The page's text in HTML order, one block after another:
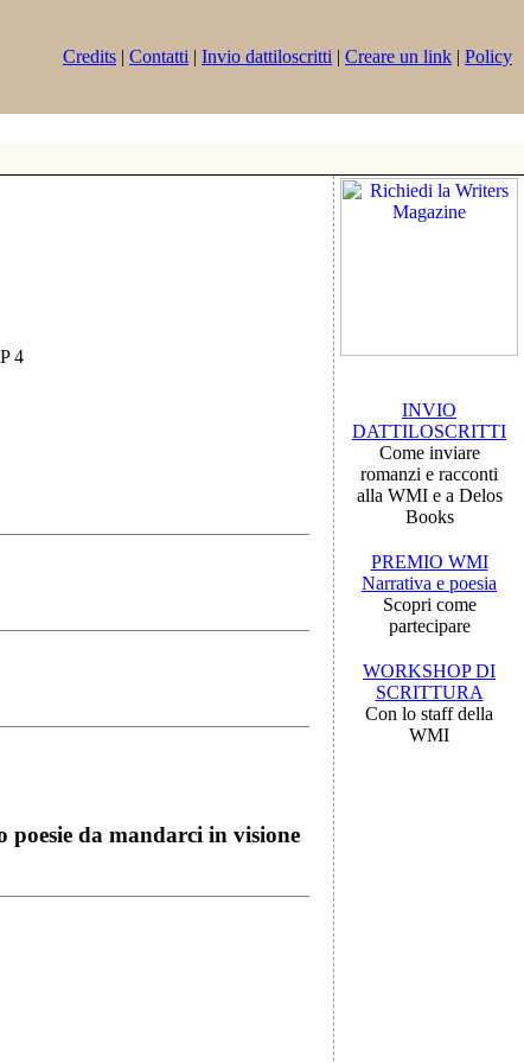
Credits | Contatti | Invio dattiloscritti | Creare un link | Policy
4
poesie da mandarci in visione
INVIO
DATTILOSCRITTI
Come inviare
romanzi e racconti
alla WMI e a Delos
Books
PREMIO WMI
Narrativa e poesia
Scopri come
partecipare
WORKSHOP DI
SCRITTURA
Con lo staff della
WMI